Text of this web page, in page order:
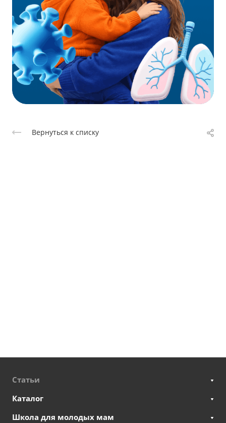
Вернуться к списку
Статьи
Каталог
Школа для молодых мам